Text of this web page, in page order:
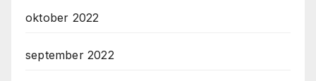
oktober 2022
september 2022